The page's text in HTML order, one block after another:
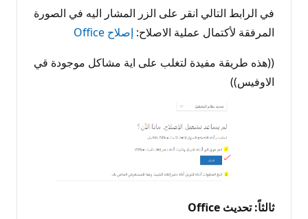
في الرابط التالي انقر على الزر المشار اليه في الصورة
المرفقة لأكتمال عملية الاصلاح: إصلاح Office
((هذه طريقة مفيدة لتغلب على اية مشاكل موجودة قي
الاوفيس))
ثالثاً: تحديث Office